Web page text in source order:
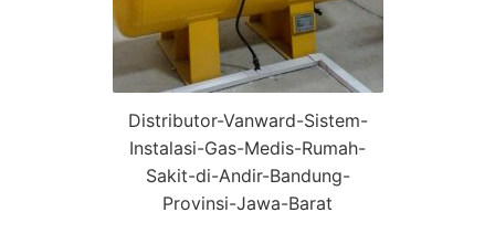
Distributor-Vanward-Sistem-
Instalasi-Gas-Medis-Rumah-
Sakit-di-Andir-Bandung-
Provinsi-Jawa-Barat